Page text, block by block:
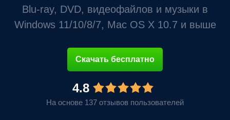
Blu-ray, DVD, видеофайлов и музыки в
Windows 11/10/8/7, Mac OS X 10.7 и выше
Скачать бесплатно
4.8
На основе 137 отзывов пользователей